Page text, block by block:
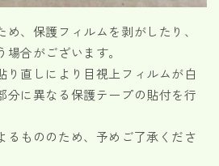
、保護フィルムを剥がしたり、
合がございます。
り直しにより目視上フィルムが白
分に異なる保護テープの貼付を行
るもののため、予めご了承くださ